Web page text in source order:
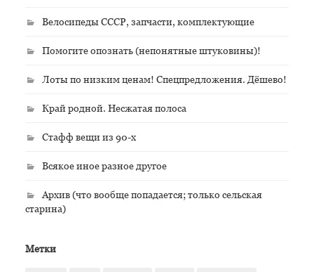
Велосипеды СССР, запчасти, комплектующие
Помогите опознать (непонятные штуковины)!
Лоты по низким ценам! Спецпредложения. Дёшево!
Край родной. Несжатая полоса
Стафф вещи из 90-х
Всякое иное разное другое
Архив (что вообще попадается; только сельская
старина)
Метки